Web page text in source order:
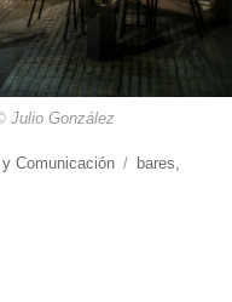
Julio González
Comunicación Etiquetas
bares,